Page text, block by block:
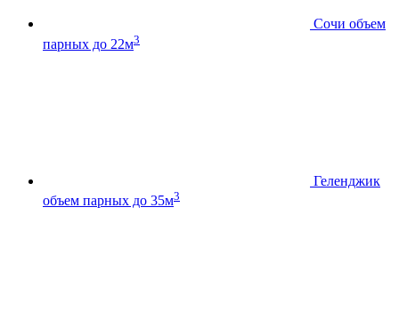
Сочи объем
парных до 22м3
Геленджик
объем парных до 35м3